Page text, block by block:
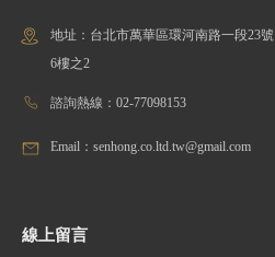
地址：台北市萬華區環河南路一段23號
6樓之2
諮詢熱線：02-77098153
Email：senhong.co.ltd.tw@gmail.com
線上留言